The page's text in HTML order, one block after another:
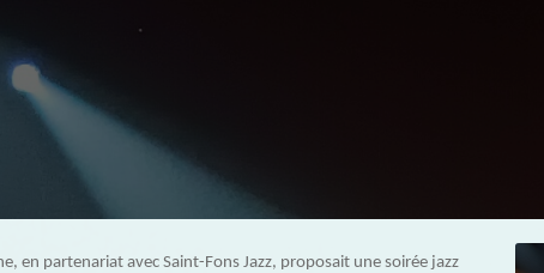
en partenariat avec Saint-Fons Jazz, proposait une soirée jazz